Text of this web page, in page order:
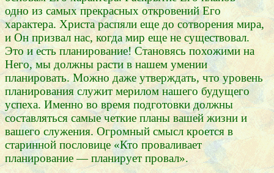
одно из самых прекрасных откровений Его
характера. Христа распяли еще до сотворения мира,
и Он призвал нас, когда мир еще не существовал.
Это и есть планирование! Становясь похожими на
Него, мы должны расти в нашем умении
планировать. Можно даже утверждать, что уровень
планирования служит мерилом нашего будущего
успеха. Именно во время подготовки должны
составляться самые четкие планы вашей жизни и
вашего служения. Огромный смысл кроется в
старинной пословице «Кто проваливает
планирование — планирует провал».